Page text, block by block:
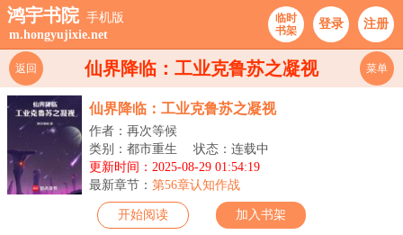
鸿宇书院 手机版
m.hongyujixie.net
临时
书架
登录 注册
仙界降临：工业克鲁苏之凝视
返回 菜单
仙界降临：工业克鲁苏之凝视
作者：再次等候
类别：都市重生
状态：连载中
更新时间：2025-08-29 01:54:19
最新章节： 第56章认知作战
开始阅读 加入书架